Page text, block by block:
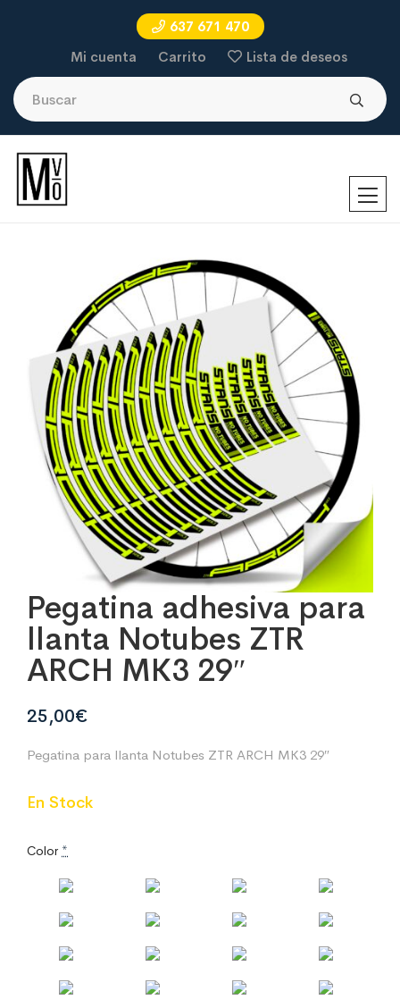
637 671 470
Mi cuenta
Carrito Lista de deseos
Pegatina adhesiva para
llanta Notubes ZTR
ARCH MK3 29″
25,00€
Pegatina para llanta Notubes ZTR ARCH MK3 29″
En Stock
Color *